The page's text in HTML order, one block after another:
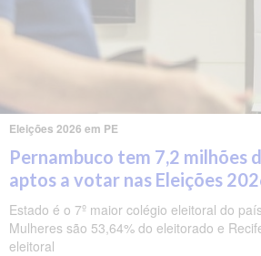
Eleições 2026 em PE
Pernambuco tem 7,2 milhões
aptos a votar nas Eleições
Estado é o 7º maior colégio eleitoral do
Mulheres são 53,64% do eleitorado e
eleitoral